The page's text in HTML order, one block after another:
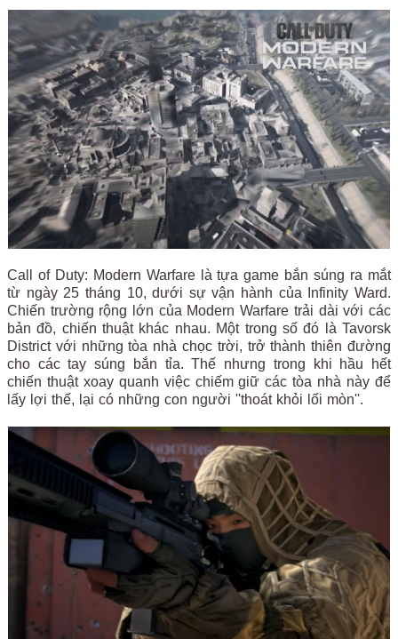
Call of Duty: Modern Warfare là tựa game bắn súng ra mắt
từ ngày 25 tháng 10, dưới sự vận hành của Infinity Ward.
Chiến trường rộng lớn của Modern Warfare trải dài với các
bản đồ, chiến thuật khác nhau. Một trong số đó là Tavorsk
District với những tòa nhà chọc trời, trở thành thiên đường
cho các tay súng bắn tỉa. Thế nhưng trong khi hầu hết
chiến thuật xoay quanh việc chiếm giữ các tòa nhà này để
lấy lợi thế, lại có những con người ''thoát khỏi lối mòn''.